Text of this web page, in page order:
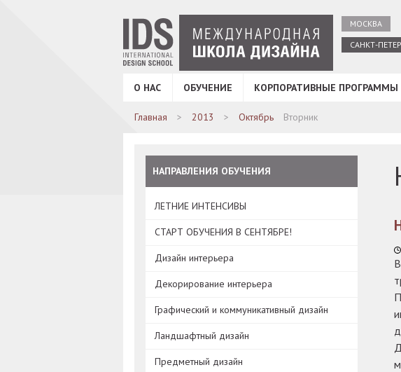
МОСКВА
САНКТ-
О НАС ОБУЧЕНИЕ КОРПОРАТИВНЫЕ ПРОГРАММЫ
Главная 2013 Октябрь Вторник
НАПРАВЛЕНИЯ ОБУЧЕНИЯ
ЛЕТНИЕ ИНТЕНСИВЫ
СТАРТ ОБУЧЕНИЯ В СЕНТЯБРЕ!
Дизайн интерьера
Декорирование интерьера
Графический и коммуникативный дизайн
Ландшафтный дизайн
Предметный дизайн